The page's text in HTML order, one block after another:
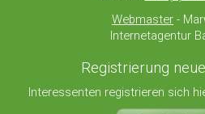
Webmaster -
Internetagentur
Registrierung
Interessenten registrieren sich